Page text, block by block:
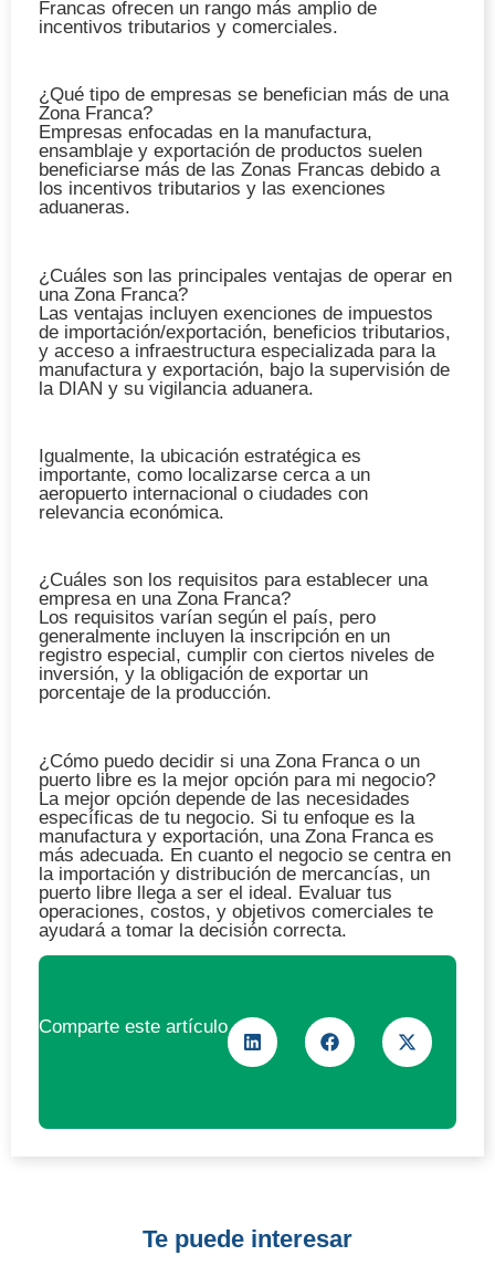
Francas ofrecen un rango más amplio de
incentivos tributarios y comerciales.
¿Qué tipo de empresas se benefician más de una
Zona Franca?
Empresas enfocadas en la manufactura,
ensamblaje y exportación de productos suelen
beneficiarse más de las Zonas Francas debido a
los incentivos tributarios y las exenciones
aduaneras.
¿Cuáles son las principales ventajas de operar en
una Zona Franca?
Las ventajas incluyen exenciones de impuestos
de importación/exportación, beneficios tributarios,
y acceso a infraestructura especializada para la
manufactura y exportación, bajo la supervisión de
la DIAN y su vigilancia aduanera.
Igualmente, la ubicación estratégica es
importante, como localizarse cerca a un
aeropuerto internacional o ciudades con
relevancia económica.
¿Cuáles son los requisitos para establecer una
empresa en una Zona Franca?
Los requisitos varían según el país, pero
generalmente incluyen la inscripción en un
registro especial, cumplir con ciertos niveles de
inversión, y la obligación de exportar un
porcentaje de la producción.
¿Cómo puedo decidir si una Zona Franca o un
puerto libre es la mejor opción para mi negocio?
La mejor opción depende de las necesidades
específicas de tu negocio. Si tu enfoque es la
manufactura y exportación, una Zona Franca es
más adecuada. En cuanto el negocio se centra en
la importación y distribución de mercancías, un
puerto libre llega a ser el ideal. Evaluar tus
operaciones, costos, y objetivos comerciales te
ayudará a tomar la decisión correcta.
Comparte este artículo
Te puede interesar